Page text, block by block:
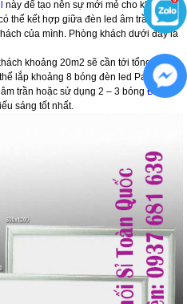
này để tạo nên sự mới mẻ cho không
thể kết hợp giữa đèn led âm trần và
của mình. Phòng khách dưới đây là
khoảng 20m2 sẽ cần tới tổng công
lắp khoảng 8 bóng đèn led Panel
trần hoặc sử dụng 2 – 3 bóngĐèn
sáng tốt nhất.